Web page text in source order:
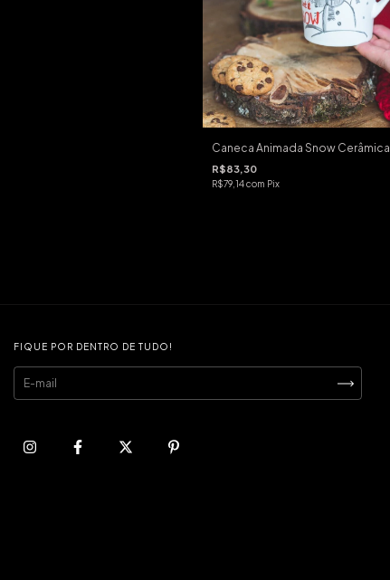
Caneca Animada Snow Cerâmica
R$83,30
R$79,14com Pix
FIQUE POR DENTRO DE TUDO!